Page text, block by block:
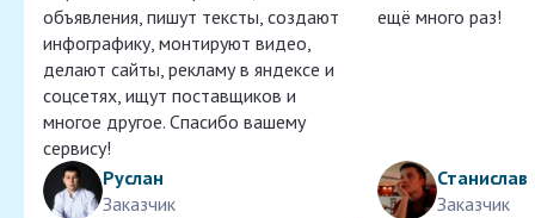
объявления, пишут тексты, создают
инфографику, монтируют видео,
делают сайты, рекламу в яндексе и
соцсетях, ищут поставщиков и
многое другое. Спасибо вашему
сервису!
Руслан
Заказчик
ещё много раз!
Станислав
Заказчик